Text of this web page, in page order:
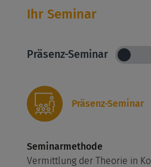
Ihr Seminar
Präsenz-Seminar
Präsenz-Seminar
Seminarmethode
Vermittlung der Theorie in